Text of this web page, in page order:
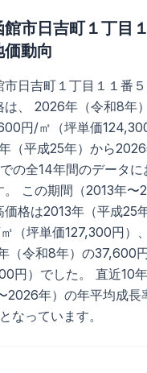
館市日吉町１丁目
価動向
市日吉町１丁目１１番
は、 2026年（令和8年
円/㎡（坪単価124,300
（平成25年）から
の全14年間のデータに
。 この期間（2013年〜
価格は2013年（平成25
（坪単価127,300円）
（令和8年）の37,600
円）でした。 直近10
2026年）の年平均成長
なっています。